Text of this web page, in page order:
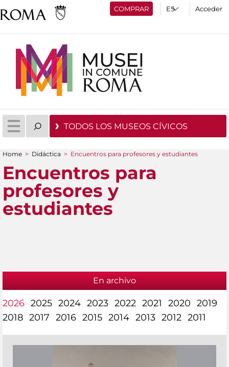
COMPRAR Acceder
TODOS LOS MUSEOS CÍVICOS
You are here
Home > Didáctica > Encuentros para profesores y estudiantes
Encuentros para
profesores y
estudiantes
En archivo
2026 2025 2024 2023 2022 2021 2020 2019
2018 2017 2016 2015 2014 2013 2012 2011